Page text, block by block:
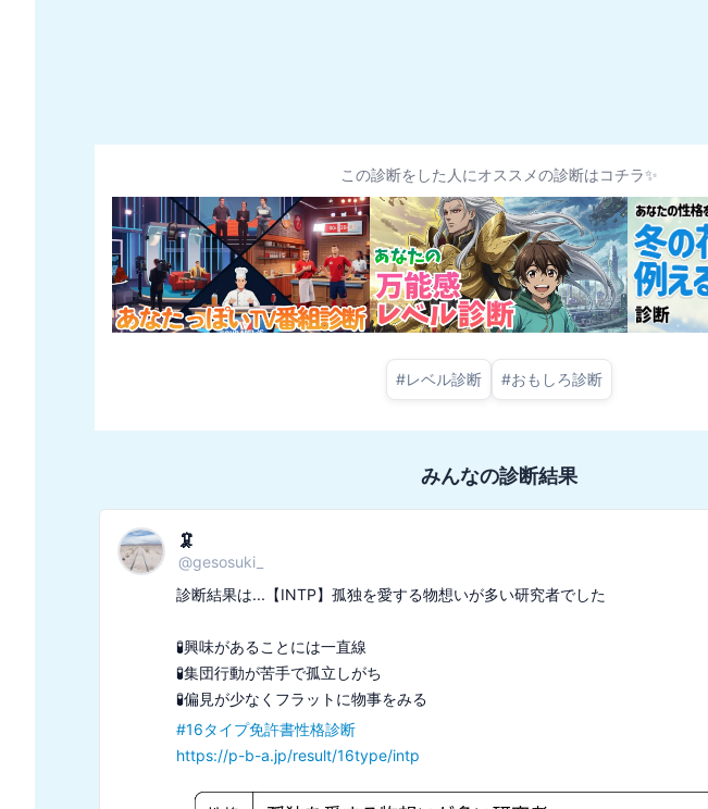
この診断をした人にオススメの診断はコチラ✨
#レベル診断 #おもしろ診断
みんなの診断結果
🦑
@gesosuki_
診断結果は...【INTP】孤独を愛する物想いが多い研究者でした
🧪興味があることには一直線
🧪集団行動が苦手で孤立しがち
#16タイプ免許書性格診断
https://p-b-a.jp/result/16type/intp